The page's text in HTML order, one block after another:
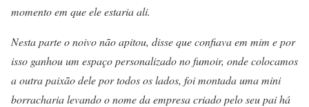
momento em que ele estaria ali.
Nesta parte o noivo não apitou, disse que confiava em mim e por
isso ganhou um espaço personalizado no fumoir, onde colocamos
a outra paixão dele por todos os lados, foi montada uma mini
borracharia levandoo nome da empresa criado pelo seu pai há